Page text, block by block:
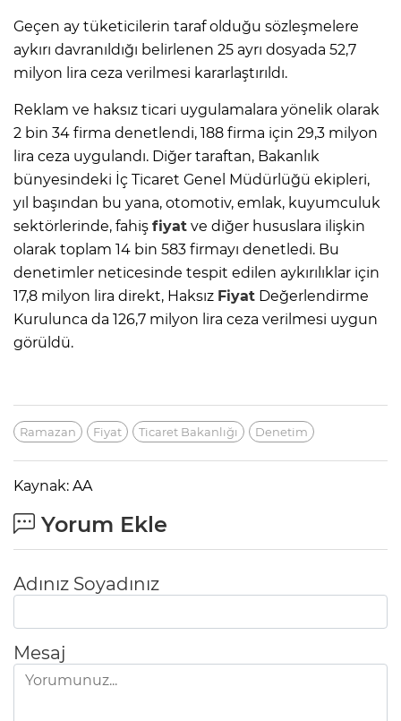
Geçen ay tüketicilerin taraf olduğu sözleşmelere
aykırı davranıldığı belirlenen 25 ayrı dosyada 52,7
milyon lira ceza verilmesi kararlaştırıldı.
Reklam ve haksız ticari uygulamalara yönelik olarak
2 bin 34 firma denetlendi, 188 firma için 29,3 milyon
lira ceza uygulandı. Diğer taraftan, Bakanlık
bünyesindeki İç Ticaret Genel Müdürlüğü ekipleri,
yıl başından bu yana, otomotiv, emlak, kuyumculuk
sektörlerinde, fahiş fiyat ve diğer hususlara ilişkin
olarak toplam 14 bin 583 firmayı denetledi. Bu
denetimler neticesinde tespit edilen aykırılıklar için
17,8 milyon lira direkt, Haksız Fiyat Değerlendirme
Kurulunca da 126,7 milyon lira ceza verilmesi uygun
görüldü.
Ramazan Fiyat Ticaret Bakanlığı Denetim
Kaynak: AA
Yorum Ekle
Adınız Soyadınız
Mesaj